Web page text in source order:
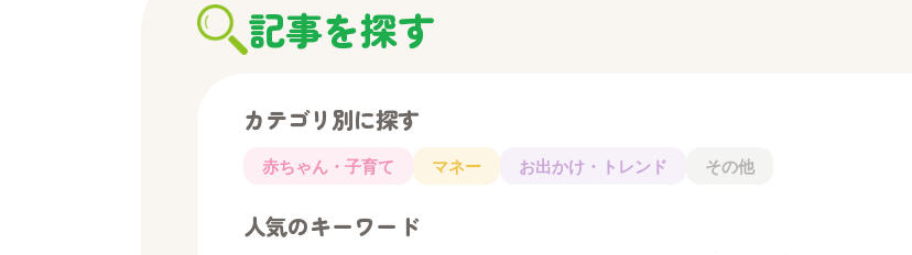
記事を探す
カテゴリ別に探す
赤ちゃん・子育て マネー お出かけ・トレンド その他
人気のキーワード